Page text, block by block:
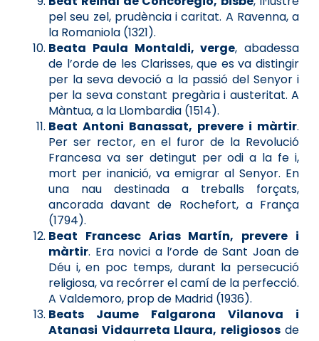
pel seu zel, prudència i caritat. A Ravenna, a
la Romaniola (1321).
Beata Paula Montaldi, verge, abadessa
de l’orde de les Clarisses, que es va distingir
per la seva devoció a la passió del Senyor i
per la seva constant pregària i austeritat. A
Màntua, a la Llombardia (1514).
Beat Antoni Banassat, prevere i màrtir.
Per ser rector, en el furor de la Revolució
Francesa va ser detingut per odi a la fe i,
mort per inanició, va emigrar al Senyor. En
una nau destinada a treballs forçats,
ancorada davant de Rochefort, a França
(1794).
Beat Francesc Arias Martín, prevere i
màrtir. Era novici a l’orde de Sant Joan de
Déu i, en poc temps, durant la persecució
religiosa, va recórrer el camí de la perfecció.
A Valdemoro, prop de Madrid (1936).
Beats Jaume Falgarona Vilanova i
Atanasi Vidaurreta Llaura, religiososde